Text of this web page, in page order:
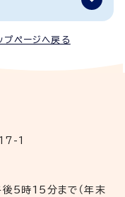
プページへ戻る
1
5時15分まで（年末